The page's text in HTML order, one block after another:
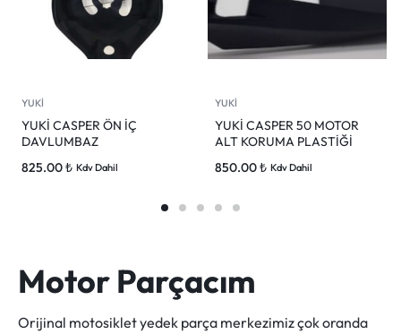
YUKİ
YUKİ CASPER ÖN İÇ
DAVLUMBAZ
825.00₺ Kdv Dahil
YUKİ
YUKİ CASPER 50 MOTOR
ALT KORUMA PLASTİĞİ
850.00₺ Kdv Dahil
Motor Parçacım
Orijinal motosiklet yedek parça merkezimiz çok oranda